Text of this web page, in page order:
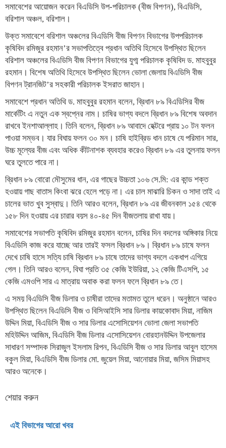
সমাবেশের আয়োজন করেন বিএডিসি উপ-পরিচালক (বীজ বিপণন), বিএডিসি,
বরিশাল অঞ্চল, বরিশাল।
উক্ত সমাবেশে বরিশাল অঞ্চলের বিএডিসি বীজ বিপণন বিভাগের উপপরিচালক
কৃষিবিদ রমিজুর রহমান’র সভাপতিত্বে প্রধান অতিথি হিসেবে উপস্থিত ছিলেন
বরিশাল অঞ্চলের বিএডিসি বীজ বিপণন বিভাগের যুগ্ম পরিচালক কৃষিবিদ ড. মাহবুবুর
রহমান। বিশেষ অতিথি হিসেবে উপস্থিত ছিলেন ভোলা জেলায় বিএডিসি বীজ
বিপণন ট্রানজিট’র সহকারী পরিচালক ইসরাত জাহান।
সমাবেশে প্রধান অতিথি ড. মাহবুবুর রহমান বলেন, ব্রিধান ৮৯ বিএডিসির বীজ
মার্কেটিং এ নতুন এক স্বপ্নের নাম। চাষির ভাগ্য বদলে ব্রিধান ৮৯ বিশেষ অবদান
রাখবে ইনশাআল্লাহ। তিনি বলেন, ব্রিধান ৮৯ আবাদে হেক্টরে প্রায় ১০ টন ফলন
পাওয়া সম্ভব। যার বিঘায় ফলন ৩০ মন। চাষি হাইব্রিড ধান চাষে যে পরিমান সার,
উচ্চ মূল্যের বীজ এবং অধিক কীটনাশক ব্যবহার করেও ব্রিধান ৮৯ এর তুলনায় ফলন
ঘরে তুলতে পারে না।
ব্রিধান ৮৯ বোরো মৌসুমের ধান, এর গাছের উচ্চতা ১০৬ সে.মি: এর কান্ড শক্ত
হওয়ায় গাছ বাতাস কিংবা ঝরে হেলে পড়ে না। এর চাল মাঝারি চিকন ও সাদা তাই এ
চালের ভাত খুব সুস্বাদু। তিনি আরও বলেন, ব্রিধান ৮৯ এর জীবনকাল ১৫৪ থেকে
১৫৮ দিন হওয়ায় এর চারার বয়স ৪০-৪৫ দিন বীজতলায় রাখা যায়।
সমাবেশের সভাপতি কৃষিবিদ রমিজুর রহমান বলেন, চাষির দিন বদলের অঙ্গিকার নিয়ে
বিএডিসি কাজ করে যাচ্ছে আর তারই ফসল ব্রিধান ৮৯। ব্রিধান ৮৯ চাষে ফলন
দেখে চাষি হাসে সত্যি চাষি ব্রিধান ৮৯ চাষে তাদের ভাগ্য বদলে একধাপ এগিয়ে
গেল। তিনি আরও বলেন, বিঘা প্রতি ৩৫ কেজি ইউরিয়া, ১২ কেজি টিএসপি, ১৫
কেজি এমওপি সার এ মাত্রায় অবাক করা ফলন ফলে ব্রিধান ৮৯ তে।
এ সময় বিএডিসি বীজ ডিলার ও চাষীরা তাদের মতামত তুলে ধরেন। অনুষ্ঠানে আরও
উপস্থিত ছিলেন বিএডিসি বীজ ও বিসিআইসি সার ডিলার কায়কোবাদ মিয়া, নাজিম
উদ্দিন মিয়া, বিএডিসি বীজ ও সার ডিলার এসোসিয়েশন ভোলা জেলা সভাপতি
মহিউদ্দিন আজিম, বিএডিসি বীজ ডিলার এসোসিয়েশন বোরহানউদ্দিন উপজেলার
সাধারণ সম্পাদক সিরাজুল ইসলাম রিপন, বিএডিসি বীজ ও সার ডিলার আবুল হাসেম
বকুল মিয়া, বিএডিসি বীজ ডিলার মো. জুয়েল মিয়া, আনোয়ার মিয়া, জসিম মিয়াসহ
আরও অনেকে।
শেয়ার করুন
এই বিভাগের আরো খবর